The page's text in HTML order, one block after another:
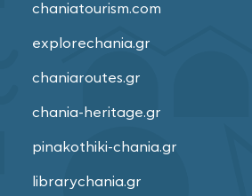
chaniatourism.com
explorechania.gr
chaniaroutes.gr
chania-heritage.gr
pinakothiki-chania.gr
librarychania.gr